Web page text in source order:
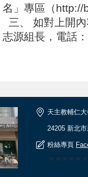
名」專區（
三、 如對上開
志源組長，電話
天主教輔仁
24205 新北
粉絲專頁